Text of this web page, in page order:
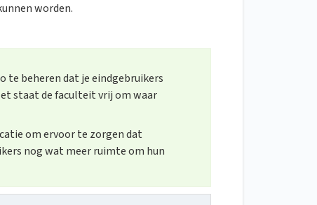
worden.
te beheren dat je eindgebruikers
staat de faculteit vrij om waar
om ervoor te zorgen dat
nog wat meer ruimte om hun